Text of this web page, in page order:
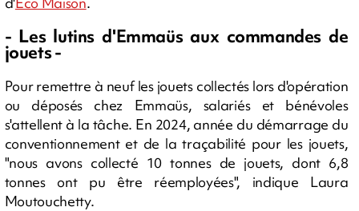
- Les lutins d'Emmaüs aux commandes de
jouets -
Pour remettre à neuf les jouets collectés lors d'opération
ou déposés chez Emmaüs, salariés et bénévoles
s'attellent à la tâche. En 2024, année du démarrage du
conventionnement et de la traçabilité pour les jouets,
"nous avons collecté 10 tonnes de jouets, dont 6,8
tonnes ont pu être réemployées", indique Laura
Moutouchetty.